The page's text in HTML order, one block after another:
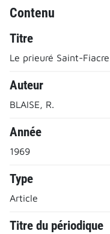
Contenu
Titre
Le prieuré Saint-
Auteur
BLAISE, R.
Année
1969
Type
Article
Titre du périodique